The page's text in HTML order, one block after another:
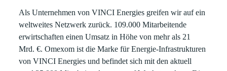
Als Unternehmen von VINCI Energies greifen wir auf ein
weltweites Netzwerk zurück. 109.000 Mitarbeitende
erwirtschaften einen Umsatz in Höhe von mehr als 21
Mrd. €. Omexom ist die Marke für Energie-Infrastrukturen
von VINCI Energies und befindet sich mit den aktuell